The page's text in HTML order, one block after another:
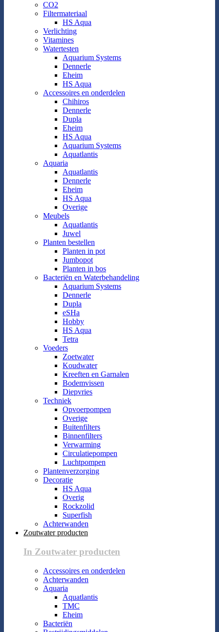
CO2
Filtermateriaal
HS Aqua
Verlichting
Vitamines
Watertesten
Aquarium Systems
Dennerle
Eheim
HS Aqua
Accessoires en onderdelen
Chihiros
Dennerle
Dupla
Eheim
HS Aqua
Aquarium Systems
Aquatlantis
Aquaria
Aquatlantis
Dennerle
Eheim
HS Aqua
Overige
Meubels
Aquatlantis
Juwel
Planten bestellen
Planten in pot
Jumbopot
Planten in bos
Bacteriën en Waterbehandeling
Aquarium Systems
Dennerle
Dupla
eSHa
Hobby
HS Aqua
Tetra
Voeders
Zoetwater
Koudwater
Kreeften en Garnalen
Bodemvissen
Diepvries
Techniek
Opvoerpompen
Overige
Buitenfilters
Binnenfilters
Verwarming
Circulatiepompen
Luchtpompen
Plantenverzorging
Decoratie
HS Aqua
Overig
Rockzolid
Superfish
Achterwanden
Zoutwater producten
In Zoutwater producten
Accessoires en onderdelen
Achterwanden
Aquaria
Aquatlantis
TMC
Eheim
Bacteriën